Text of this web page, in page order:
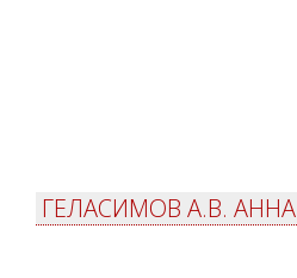
ГЕЛАСИМОВ А.В.